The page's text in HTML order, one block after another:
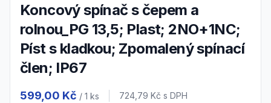
Koncový spínač s čepem a
rolnou_PG 13,5; Plast; 2NO+1NC;
Píst s kladkou; Zpomalený spínací
člen; IP67
599,00 Kč / 1 ks Cena s DPH
724,79 Kč s DPH